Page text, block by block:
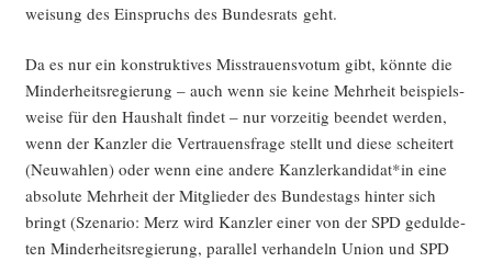
wei­sung des Ein­spruchs des Bun­des­rats geht.
Da es nur ein kon­struk­ti­ves Miss­trau­ens­vo­tum gibt, könn­te die
Min­der­heits­re­gie­rung – auch wenn sie kei­ne Mehr­heit bei­spiels­
wei­se für den Haus­halt fin­det – nur vor­zei­tig been­det wer­den,
wenn der Kanz­ler die Ver­trau­ens­fra­ge stellt und die­se schei­tert
(Neu­wah­len) oder wenn eine ande­re Kanzlerkandidat*in eine
abso­lu­te Mehr­heit der Mit­glie­der des Bun­des­tags hin­ter sich
bringt (Sze­na­rio: Merz wird Kanz­ler einer von der SPD gedul­de­
ten Min­der­heits­re­gie­rung, par­al­lel ver­han­deln Uni­on und SPD